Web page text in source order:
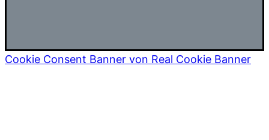
Cookie Consent Banner von Real Cookie Banner